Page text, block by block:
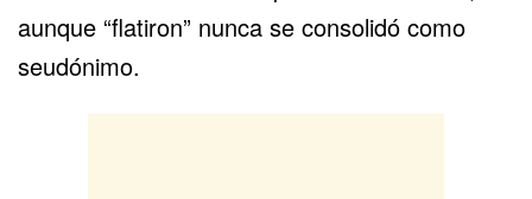
aunque “flatiron” nunca se consolidó como
seudónimo.